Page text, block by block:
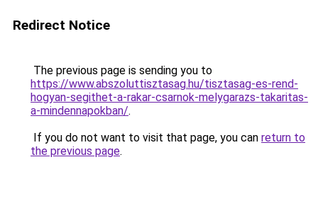
Redirect Notice
The previous page is sending you to
https://www.abszoluttisztasag.hu/tisztasag-es-rend-
hogyan-segithet-a-rakar-csarnok-melygarazs-takaritas-
a-mindennapokban/.
If you do not want to visit that page, you can return to
the previous page.